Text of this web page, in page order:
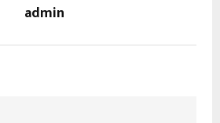
admin